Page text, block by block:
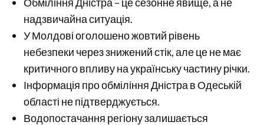
надзвичайна ситуація.
У Молдові оголошено жовтий рівень
небезпеки через знижений стік, але це не має
критичного впливу на українську частину річки.
Інформація про обміління Дністра в Одеській
області не підтверджується.
Водопостачання регіону залишається